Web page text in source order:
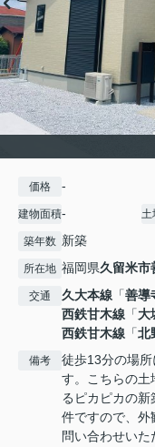
価格 -
建物面積- 土
築年数 新築
所在地 福岡県久留米市
交通 久大本線 「善導
西鉄甘木線 「大
西鉄甘木線 「北
備考
徒歩13分の場
す。こちらの土
るピカピカの
件ですので、外
問い合わせい